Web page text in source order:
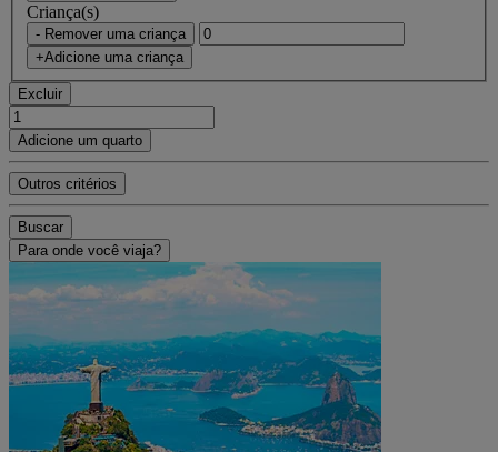
Criança(s)
- Remover uma criança
+Adicione uma criança
Excluir
Adicione um quarto
Outros critérios
Buscar
Para onde você viaja?